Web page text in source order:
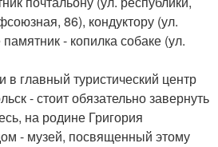
86), кондуктору (ул.
- копилка собаке (ул.
в главный туристический центр
- стоит обязательно завернуть
на родине Григория
- музей, посвященный этому